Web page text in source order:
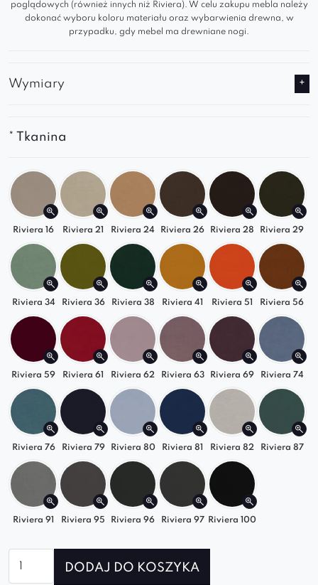
ozdobnym wykończeniem tapicerki, nadając mu
elegancki i klasyczny wygląd.
siedziskiem i oparciem, które są wygodne do
Pianka wysokoelastyczna, jako materiał
który zapewnia wyjątkowy komfort i trwałość.
Dzięki różnorodności dostępnych tkanin można
dokładnie dopasować fotel do własnych potrzeb
Czarne nogi dodają meblowi wyjątkowej
elegancji, dzięki której może znaleźć swoje
przestronnej sypialni.
poglądowych (również innych niż Riviera). W celu zakupu mebla należy
dokonać wyboru koloru materiału oraz wybarwienia drewna, w
przypadku, gdy mebel ma drewniane nogi.
Wymiary
* Tkanina
Riviera 16 Riviera 21 Riviera 24 Riviera 26 Riviera 28 Riviera 29
Riviera 34 Riviera 36 Riviera 38 Riviera 41 Riviera 51 Riviera 56
Riviera 59 Riviera 61 Riviera 62 Riviera 63 Riviera 69 Riviera 74
Riviera 76 Riviera 79 Riviera 80 Riviera 81 Riviera 82 Riviera 87
Riviera 91 Riviera 95 Riviera 96 Riviera 97 Riviera 100
Fotel
DODAJ DO KOSZYKA